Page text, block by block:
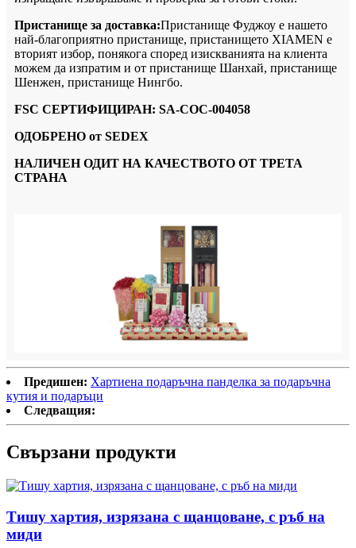
Пристанище за доставка:Пристанище Фуджоу е нашето
най-благоприятно пристанище, пристанището XIAMEN е
вторият избор, понякога според изискванията на клиента
можем да изпратим и от пристанище Шанхай, пристанище
Шенжен, пристанище Нингбо.
FSC СЕРТИФИЦИРАН: SA-COC-004058
ОДОБРЕНО от SEDEX
НАЛИЧЕН ОДИТ НА КАЧЕСТВОТО ОТ ТРЕТА
СТРАНА
Предишен: Хартиена подаръчна панделка за подаръчна
кутия и подаръци
Следващия:
Свързани продукти
Тишу хартия, изрязана с щанцоване, с ръб на
миди